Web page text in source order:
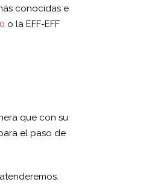
conocidas e
o la EFF-EFF
que con su
el paso de